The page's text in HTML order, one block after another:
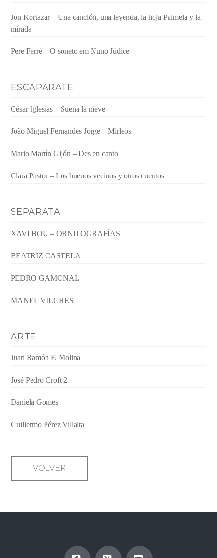
Jon Kortazar – Una canción, una leyenda, la hoja Palmela y la
mirada
Pere Ferré – O soneto em Nuno Júdice
ESCAPARATE
César Iglesias – Suena la nieve
João Miguel Fernandes Jorge – Mirleos
Mario Martín Gijón – Des en canto
Clara Pastor – Los buenos vecinos y otros cuentos
SEPARATA
XAVI BOU – ORNITOGRAFÍAS
BEATRIZ CASTELA
PEDRO GAMONAL
MANEL VILCHES
ARTE
Juan Ramón F. Molina
José Pedro Croft 2
Daniela Gomes
Guillermo Pérez Villalta
VOLVER